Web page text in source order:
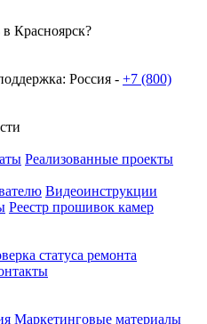
Красноярск?
Россия - +7 (800)
Реализованные проекты
Видеоинструкции
Реестр прошивок камер
статуса ремонта
Маркетинговые материалы